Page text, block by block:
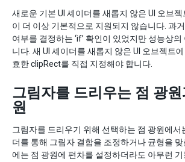
새로운 기본 UI 셰이더를 새롭지 않은 UI 오브
이 더 이상 기본적으로 지원되지 않습니다. 과
여부를 결정하는 ‘if’ 확인이 있었지만 성능상
니다. 새 UI 셰이더를 새롭지 않은 UI 오브젝트
효한 clipRect를 직접 지정해야 합니다.
그림자를 드리우는 점 광
원
그림자를 드리우기 위해 선택하는 점 광원에서
더를 통해 그림자 결함을 조정하거나 균형을
에는 점 광원에 편차를 설정하더라도 아무런